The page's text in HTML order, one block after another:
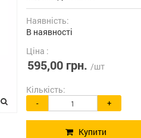
Наявність:
В наявності
Ціна :
595,00 грн. /шт
Кількість:
- +
Купити